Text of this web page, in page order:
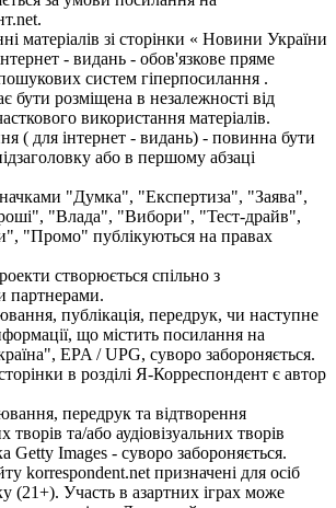
матеріалів зі сторінки « Новини України
- видань - обов'язкове пряме
систем гіперпосилання .
бути розміщена в незалежності від
використання матеріалів.
( для інтернет - видань) - повинна бути
або в першому абзаці
"Думка", "Експертиза", "Заява",
"Влада", "Вибори", "Тест-драйв",
"Промо" публікуються на правах
створюється спільно з
партнерами.
публікація, передрук, чи наступне
що містить посилання на
EPA / UPG, суворо забороняється.
в розділі Я-Корреспондент є автор
передрук та відтворення
творів та/або аудіовізуальних творів
Getty Images - суворо забороняється.
korrespondent.net призначені для осіб
(21+). Участь в азартних іграх може